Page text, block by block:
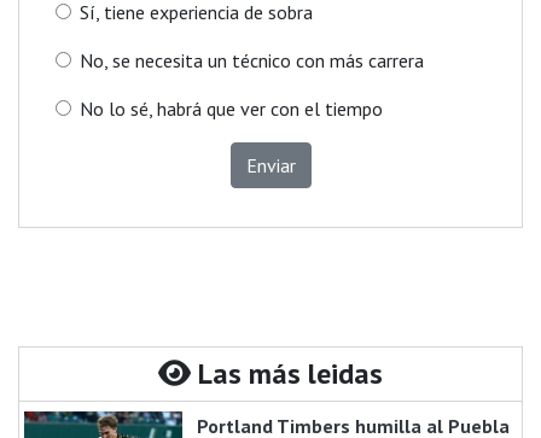
Sí, tiene experiencia de sobra
No, se necesita un técnico con más carrera
No lo sé, habrá que ver con el tiempo
Enviar
Las más leidas
Portland Timbers humilla al Puebla